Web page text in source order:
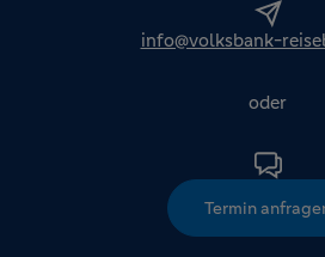
info@volksbank-
oder
Termin